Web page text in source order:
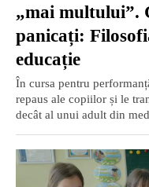
„mai multului”.
panicați:
educație
În cursa pentru
repaus ale copiilor și le
decât al unui adult din